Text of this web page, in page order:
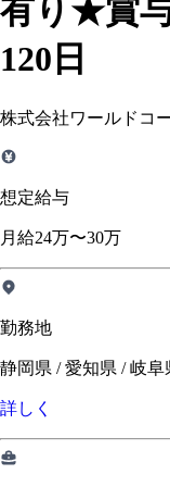
有り★賞
120日
株式会社ワールドコ
想定給与
月給24万〜30万
勤務地
静岡県 / 愛知県 / 岐阜
詳しく